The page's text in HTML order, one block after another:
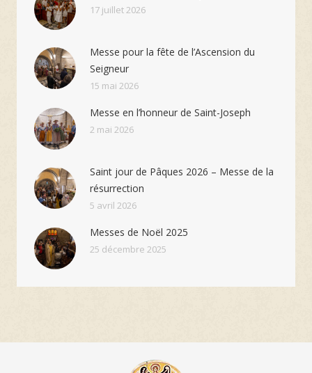
17 juillet 2026
Messe pour la fête de l’Ascension du
Seigneur
15 mai 2026
Messe en l’honneur de Saint-Joseph
2 mai 2026
Saint jour de Pâques 2026 – Messe de la
résurrection
5 avril 2026
Messes de Noël 2025
25 décembre 2025